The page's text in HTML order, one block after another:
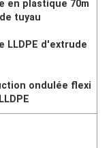
en plastique 70m
tuyau
LLDPE d'extrude
ondulée flexi